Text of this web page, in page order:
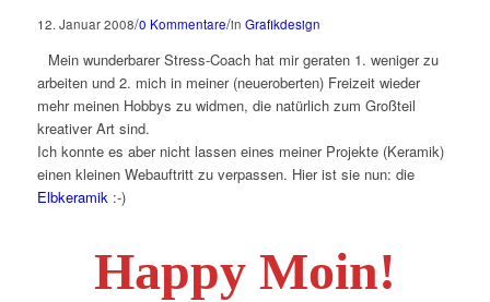
12. Januar 2008/0 Kommentare/in Grafikdesign
Mein wunderbarer Stress-Coach hat mir geraten 1. weniger zu
arbeiten und 2. mich in meiner (neueroberten) Freizeit wieder
mehr meinen Hobbys zu widmen, die natürlich zum Großteil
kreativer Art sind.
Ich konnte es aber nicht lassen eines meiner Projekte (Keramik)
einen kleinen Webauftritt zu verpassen. Hier ist sie nun: die
Elbkeramik:-)
Happy Moin!